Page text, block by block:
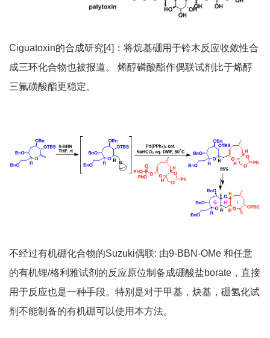
Ciguatoxin的合成研究[4]：将烷基硼用于铃木反应收敛性合
成三环化合物也被报道。 烯醇磷酸酯作偶联试剂比于烯醇
三氟磺酸酯更稳定。
不经过有机硼化合物的Suzuki偶联: 由9-BBN-OMe 和任意
的有机锂/格利雅试剂的反应原位制备成硼酸盐borate，直接
用于反应也是一种手段。特别是对于甲基，炔基，硼氢化试
剂不能制备的有机硼可以使用本方法。